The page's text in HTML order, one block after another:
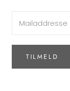
TILMELD